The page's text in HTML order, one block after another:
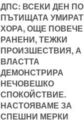
ДПС: ВСЕКИ ДЕН ПО
ПЪТИЩАТА УМИРАТ
ХОРА, ОЩЕ ПОВЕЧЕ
РАНЕНИ, ТЕЖКИ
ПРОИЗШЕСТВИЯ, А
ВЛАСТТА
ДЕМОНСТРИРА
НЕЧОВЕШКО
СПОКОЙСТВИЕ.
НАСТОЯВАМЕ ЗА
СПЕШНИ МЕРКИ